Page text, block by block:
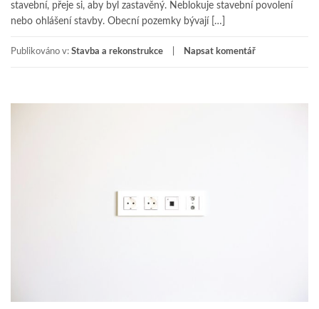
stavební, přeje si, aby byl zastavěný. Neblokuje stavební povolení
nebo ohlášení stavby. Obecní pozemky bývají […]
Publikováno v: Stavba a rekonstrukce Napsat komentář